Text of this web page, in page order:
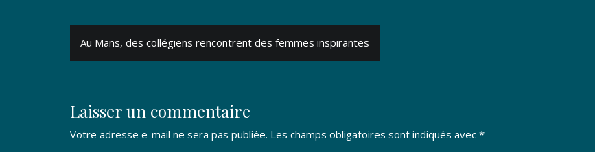
Navigation
de
Au Mans, des collégiens rencontrent des femmes inspirantes
Laisser un commentaire
Votre adresse e-mail ne sera pas publiée. Les champs obligatoires sont indiqués avec *